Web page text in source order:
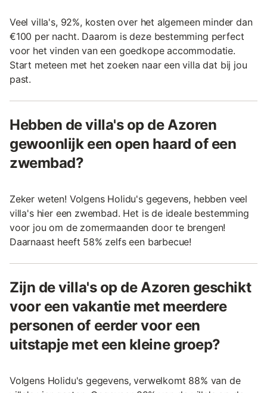
Veel villa's, 92%, kosten over het algemeen minder dan
€100 per nacht. Daarom is deze bestemming perfect
voor het vinden van een goedkope accommodatie.
Start meteen met het zoeken naar een villa dat bij jou
past.
Hebben de villa's op de Azoren
gewoonlijk een open haard of een
zwembad?
Zeker weten! Volgens Holidu's gegevens, hebben veel
villa's hier een zwembad. Het is de ideale bestemming
voor jou om de zomermaanden door te brengen!
Daarnaast heeft 58% zelfs een barbecue!
Zijn de villa's op de Azoren geschikt
voor een vakantie met meerdere
personen of eerder voor een
uitstapje met een kleine groep?
Volgens Holidu's gegevens, verwelkomt 88% van de